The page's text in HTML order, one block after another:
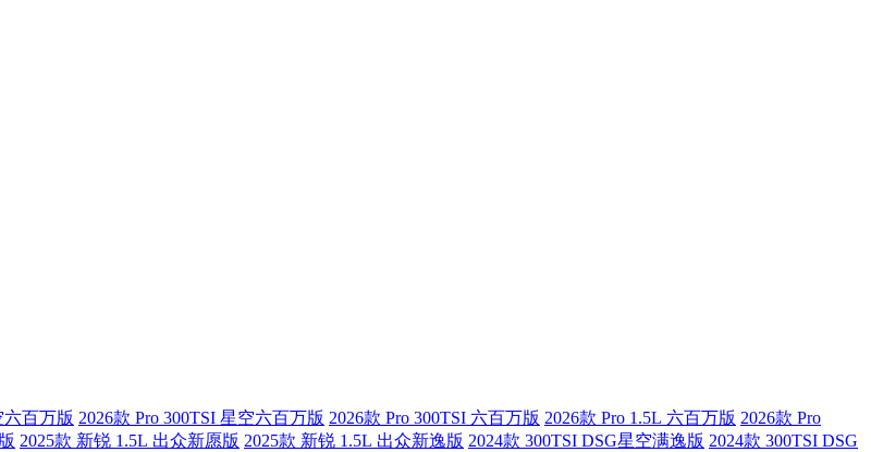
六百万版 2026款 Pro 300TSI 星空六百万版 2026款 Pro 300TSI 六百万版 2026款 Pro 1.5L 六百万版 2026款 Pro
2025款 新锐 1.5L 出众新愿版 2025款 新锐 1.5L 出众新逸版 2024款 300TSI DSG星空满逸版 2024款 300TSI DSG